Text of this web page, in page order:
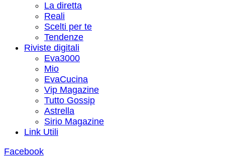
La diretta
Reali
Scelti per te
Tendenze
Riviste digitali
Eva3000
Mio
EvaCucina
Vip Magazine
Tutto Gossip
Astrella
Sirio Magazine
Link Utili
Facebook